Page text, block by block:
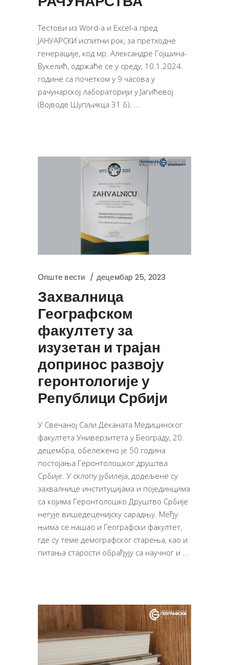
Тестови из Word-a и Excel-a пред
ЈАНУАРСКИ испитни рок, за претходне
генерације, код мр. Александре Гојшина-
Вукелић, одржаће се у среду, 10.1.2024.
године са почетком у 9 часова у
рачунарској лабораторији у Јагићевоj
(Војводе Шупљикца 31 б).
Опште вести децембар 25, 2023
Захвалница
Географском
факултету за
изузетан и трајан
допринос развоју
геронтологије у
Републици Србији
У Свечаној Сали Деканата Медицинског
факултета Универзитета у Београду, 20.
децембра, обележено је 50 година
постојања Геронтолошког друштва
Србије. У склопу јубилеја, додељене су
захвалнице институцијама и појединцима
са којима Геронтолошко Друштво Србије
негује вишедеценијску сарадњу. Међу
њима се нашао и Географски факултет,
где су теме демографског старења, као и
питања старости обрађују са научног и